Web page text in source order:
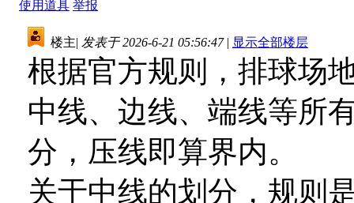
使用道具 举报
楼主| 发表于 2026-6-21 05:56:47 | 显示全部楼层
根据官方规则，排球场
中线、边线、端线等所
分，压线即算界内。
关于中线的划分，规则